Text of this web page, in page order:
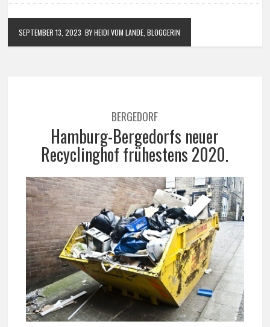
SEPTEMBER 13, 2023 BY HEIDI VOM LANDE, BLOGGERIN
BERGEDORF
Hamburg-Bergedorfs neuer
Recyclinghof frühestens 2020.